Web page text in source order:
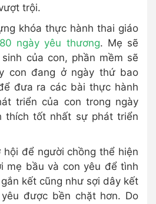
trội.
khóa thực hành thai giáo
ngày yêu thương. Mẹ sẽ
của con, phần mềm sẽ
con đang ở ngày thứ bao
đưa ra các bài thực hành
triển của con trong ngày
thích tốt nhất sự phát triển
hội để người chồng thể hiện
mẹ bầu và con yêu để tình
kết cũng như sợi dây kết
được bền chặt hơn. Do